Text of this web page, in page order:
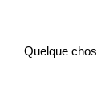
Quelque